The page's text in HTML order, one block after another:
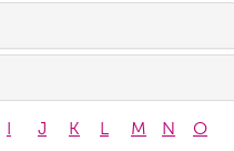
I J K L M N
O